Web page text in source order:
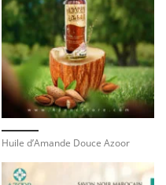
Huile d’Amande Douce Azoor